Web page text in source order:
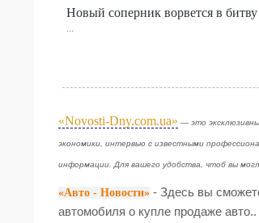
Новый соперник ворвется в
«Novosti-Dny.com.ua» — это
экономики, интервью с известными
информации. Для вашего удобства, чтоб вы
«Авто - Новости» - Здесь вы
автомобиля о купле продаже